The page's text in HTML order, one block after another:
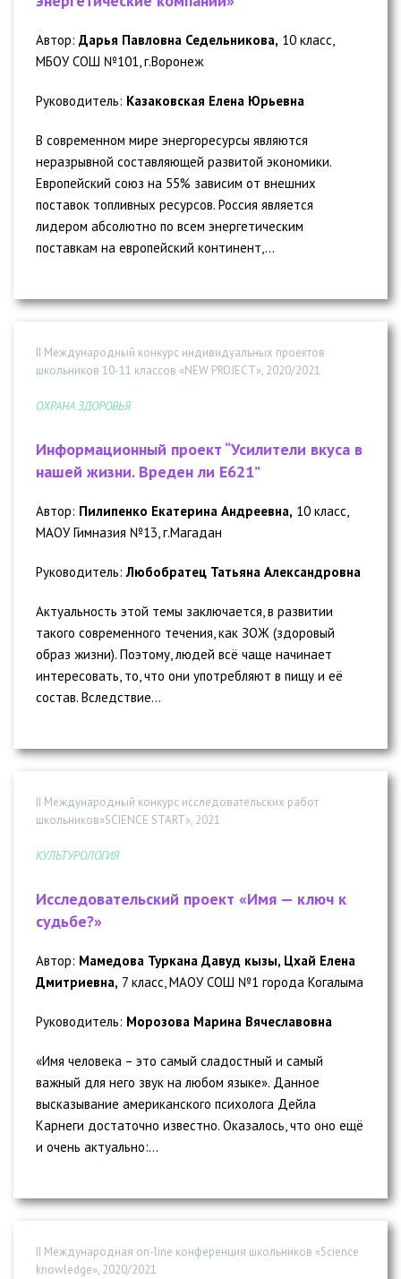
Автор: Дарья Павловна Седельникова, 10 класс,
МБОУ СОШ №101, г.Воронеж
Руководитель: Казаковская Елена Юрьевна
В современном мире энергоресурсы являются
неразрывной составляющей развитой экономики.
Европейский союз на 55% зависим от внешних
поставок топливных ресурсов. Россия является
лидером абсолютно по всем энергетическим
поставкам на европейский континент,...
II Международный конкурс индивидуальных проектов
школьников 10-11 классов «NEW PROJECT», 2020/2021
ОХРАНА ЗДОРОВЬЯ
Информационный проект “Усилители вкуса в
нашей жизни. Вреден ли Е621”
Автор: Пилипенко Екатерина Андреевна, 10 класс,
МАОУ Гимназия №13, г.Магадан
Руководитель: Любобратец Татьяна Александровна
Актуальность этой темы заключается, в развитии
такого современного течения, как ЗОЖ (здоровый
образ жизни). Поэтому, людей всё чаще начинает
интересовать, то, что они употребляют в пищу и её
состав. Вследствие...
II Международный конкурс исследовательских работ
школьников»SCIENCE START», 2021
КУЛЬТУРОЛОГИЯ
Исследовательский проект «Имя — ключ к
судьбе?»
Автор: Мамедова Туркана Давуд кызы, Цхай Елена
Дмитриевна, 7 класс, МАОУ СОШ №1 города Когалыма
Руководитель: Морозова Марина Вячеславовна
«Имя человека – это самый сладостный и самый
важный для него звук на любом языке». Данное
высказывание американского психолога Дейла
Карнеги достаточно известно. Оказалось, что оно ещё
и очень актуально:...
II Международная on-line конференция школьников «Science
knowledge», 2020/2021